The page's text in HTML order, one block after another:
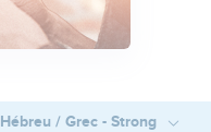
Hébreu / Grec - Strong